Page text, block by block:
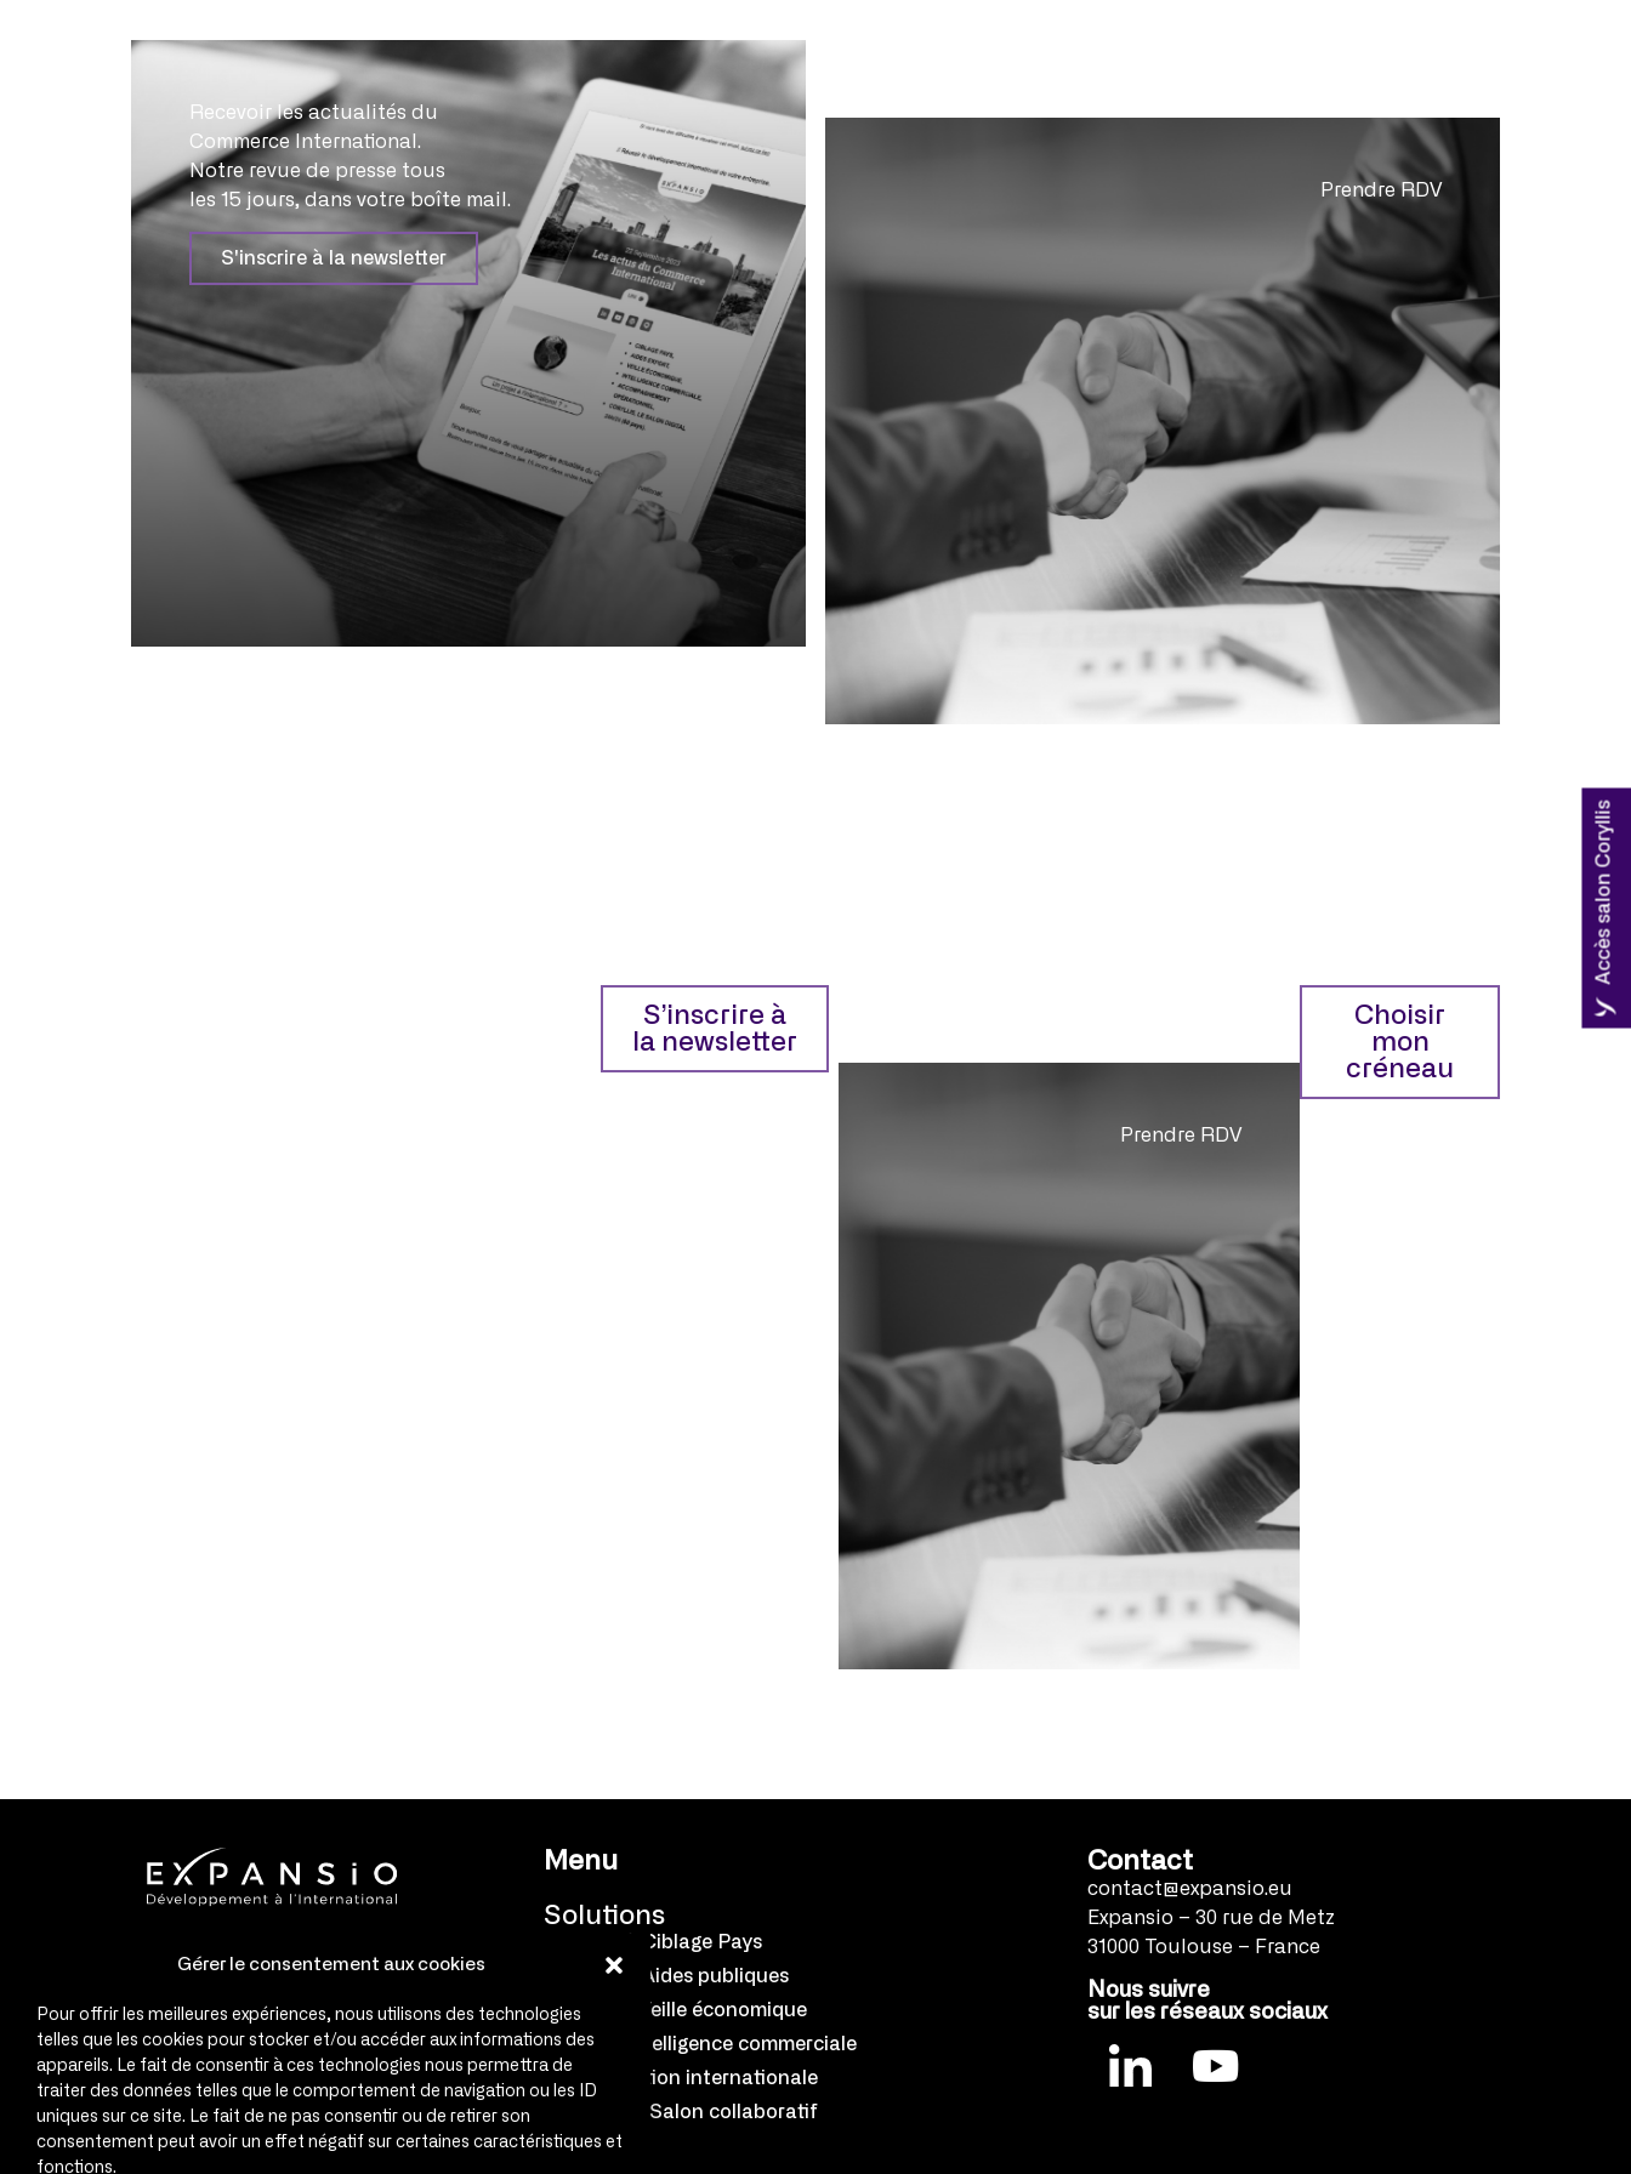
Gérer le consentement aux cookies
Pour offrir les meilleures expériences, nous utilisons des technologies
telles que les cookies pour stocker et/ou accéder aux informations des
appareils. Le fait de consentir à ces technologies nous permettra de
traiter des données telles que le comportement de navigation ou les ID
uniques sur ce site. Le fait de ne pas consentir ou de retirer son
consentement peut avoir un effet négatif sur certaines caractéristiques et
fonctions.
Accès salon Coryllis
Recevoir les actualités du
Commerce International.
Notre revue de presse tous
les 15 jours, dans votre boîte mail.
S'inscrire à la newsletter
Prendre RDV
S’inscrire à
la newsletter
Prendre RDV
Choisir
mon
créneau
Menu
Solutions
Alecto® Ciblage Pays
Astrild® Aides publiques
Apalis® Veille économique
Alizé® Intelligence commerciale
Accélération internationale
Coryllis® Salon collaboratif
Contact
contact@expansio.eu
Expansio – 30 rue de Metz
31000 Toulouse – France
Nous suivre
sur les réseaux sociaux